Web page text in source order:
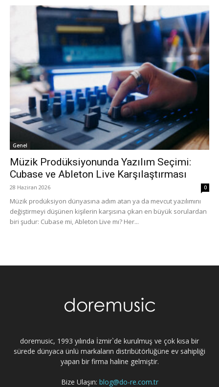
Genel
Müzik Prodüksiyonunda Yazılım Seçimi:
Cubase ve Ableton Live Karşılaştırması
28 Haziran 2026 0
Müzik prodüksiyon dünyasına adım atan ya da mevcut yazılımını
değiştirmeyi düşünen kişilerin karşısına çıkan en büyük sorulardan
biri şudur: Cubase mi, Ableton Live mı? Her...
doremusic, 1993 yılında İzmir`de kurulmuş ve çok kısa bir
sürede dünyaca ünlü markaların distribütörlüğüne ev sahipliği
yapan bir firma haline gelmiştir.
Bize Ulaşın: blog@do-re.com.tr